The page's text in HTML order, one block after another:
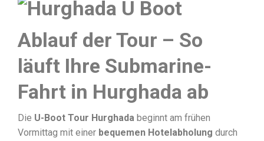
Ablauf der Tour – So
läuft Ihre Submarine-
Fahrt in Hurghada ab
Die U-Boot Tour Hurghada beginnt am frühen
Vormittag mit einer bequemen Hotelabholung durch